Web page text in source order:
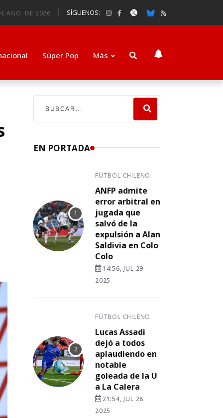
AGO. DE 2026 SÍGUENOS:
Súper Pop Más
EN PORTADA
FÚTBOL CHILENO
ANFP admite
error arbitral en
jugada que
salvó de la
expulsión a Alan
Saldivia en Colo
Colo
14:56, JUL 29
2025
FÚTBOL CHILENO
Lucas Assadi
dejó a todos
aplaudiendo en
notable
goleada de la U
a La Calera
21:54, JUL 28
2025